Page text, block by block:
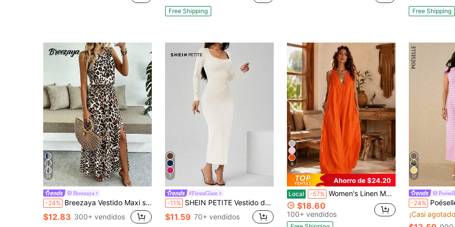
Free Shipping Free Shipping
28
Breezaya
-24% Breezaya Vestido Maxi sin Mangas de Cuello Redondo de unicolor Casual & de Oficina con Cintura Fruncida y Dobladillo con Abertura para Mujeres
$12.83 300+ vendidos
7
#FiestaGlam
-11% SHEIN PETITE Vestido de manga larga negro de cuello cuadrado ajustado de unicolor para otoño,Vestidos blancos elegantes y clásicos,Vestidos de otoño para mujeres,Mujeres de talla pequeña
$11.59 70+ vendidos
8
Ahorro de $24.20
Local -57% Women's Linen Maxi Dress Sleeveless Loose Fit Flowy Long Dress With Side Pockets Casual Summer Beach Vacation Coastal Outfit
$18.60
100+ vendidos
17
-24% Poéselle
¡Casi